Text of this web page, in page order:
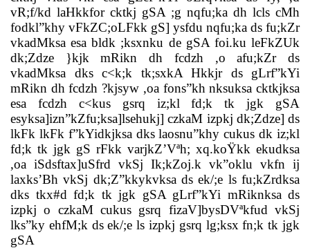
vR;f/kd laHkkfor cktkj gSA ;g nqfu;ka dh lcls cMh
fodkl”khy vFkZC;oLFkk gS] ysfdu nqfu;ka ds fu;kZr
vkadMksa esa bldk ;ksxnku de gSA foi.ku leFkZUk
dk;Zdze }kjk mRikn dh fcdzh ,o afu;kZr ds
vkadMksa dks c<k;k tk;sxkA Hkkjr ds gLrf”kYi
mRikn dh fcdzh ?kjsyw ,oa fons”kh nksuksa cktkjksa
esa fcdzh c<kus gsrq iz;kl fd;k tk jgk gSA
esyksa]izn”kZfu;ksa]lsehukj] czkaM izpkj dk;Zdze] ds
lkFk lkFk f”kYidkjksa dks laosnu”khy cukus dk iz;kl
fd;k tk jgk gS rFkk varjkZ’Vªh; xq.koŸkk ekudksa
,oa iSdsftax]uSfrd vkSj Ik;kZoj.k vk”oklu vkfn ij
laxks’Bh vkSj dk;Z”kkykvksa ds ek/;e ls fu;kZrdksa
dks tkx#d fd;k tk jgk gSA gLrf”kYi mRiknksa ds
izpkj o czkaM cukus gsrq fizaV]bysDVªkfud vkSj
lks”ky ehfM;k ds ek/;e ls izpkj gsrq lg;ksx fn;k tk jgk
gSA